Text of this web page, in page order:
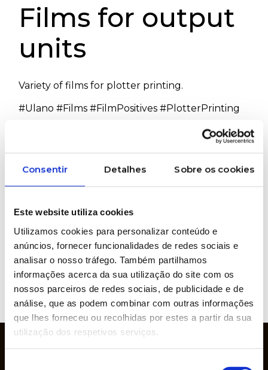
Consentir Detalhes Sobre os cookies
Este website utiliza cookies
Utilizamos cookies para personalizar conteúdo e
anúncios, fornecer funcionalidades de redes sociais e
analisar o nosso tráfego. Também partilhamos
informações acerca da sua utilização do site com os
nossos parceiros de redes sociais, de publicidade e de
análise, que as podem combinar com outras informações
que lhes forneceu ou recolhidas por estes a partir da sua
utilização dos respetivos serviços.
Films for output
units
Variety of films for plotter printing.
#Ulano #Films #FilmPositives #PlotterPrinting
WOULD YOU LIKE MORE INFORMATION
ABOUT THIS PRODUCT?
Brands represented
VIEW
WEBSITE